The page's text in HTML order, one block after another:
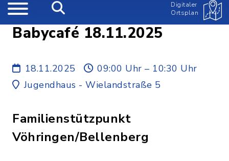
Digitaler
Ortsplan
Babycafé 18.11.2025
18.11.2025
09:00 Uhr – 10:30 Uhr
Jugendhaus - Wielandstraße 5
Familienstützpunkt
Vöhringen/Bellenberg